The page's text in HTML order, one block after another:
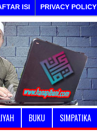
ISI PRIVACY POLICY
BUKU SIMPATIKA